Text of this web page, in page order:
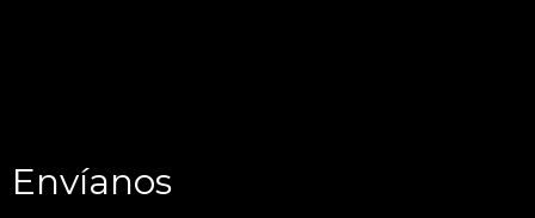
Envíanos